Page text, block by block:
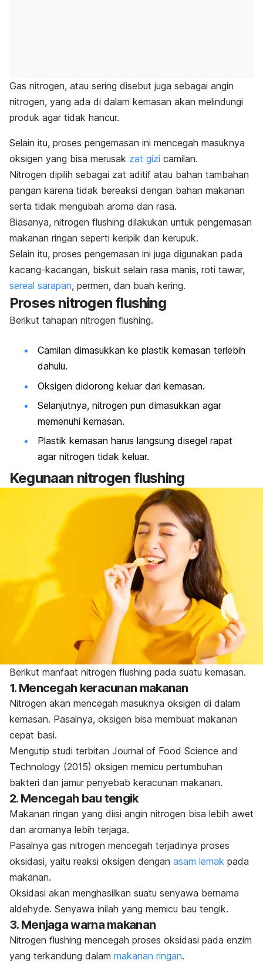
Gas nitrogen, atau sering disebut juga sebagai angin
nitrogen, yang ada di dalam kemasan akan melindungi
produk agar tidak hancur.
Selain itu, proses pengemasan ini mencegah masuknya
oksigen yang bisa merusak zat gizi camilan.
Nitrogen dipilih sebagai zat aditif atau bahan tambahan
pangan karena tidak bereaksi dengan bahan makanan
serta tidak mengubah aroma dan rasa.
Biasanya, nitrogen flushing dilakukan untuk pengemasan
makanan ringan seperti keripik dan kerupuk.
Selain itu, proses pengemasan ini juga digunakan pada
kacang-kacangan, biskuit selain rasa manis, roti tawar,
sereal sarapan, permen, dan buah kering.
Proses nitrogen flushing
Berikut tahapan nitrogen flushing.
Camilan dimasukkan ke plastik kemasan terlebih
dahulu.
Oksigen didorong keluar dari kemasan.
Selanjutnya, nitrogen pun dimasukkan agar
memenuhi kemasan.
Plastik kemasan harus langsung disegel rapat
agar nitrogen tidak keluar.
Kegunaan nitrogen flushing
Berikut manfaat nitrogen flushing pada suatu kemasan.
1. Mencegah keracunan makanan
Nitrogen akan mencegah masuknya oksigen di dalam
kemasan. Pasalnya, oksigen bisa membuat makanan
cepat basi.
Mengutip studi terbitan Journal of Food Science and
Technology (2015) oksigen memicu pertumbuhan
bakteri dan jamur penyebab keracunan makanan.
2. Mencegah bau tengik
Makanan ringan yang diisi angin nitrogen bisa lebih awet
dan aromanya lebih terjaga.
Pasalnya gas nitrogen mencegah terjadinya proses
oksidasi, yaitu reaksi oksigen dengan asam lemak pada
makanan.
Oksidasi akan menghasilkan suatu senyawa bernama
aldehyde. Senyawa inilah yang memicu bau tengik.
3. Menjaga warna makanan
Nitrogen flushing mencegah proses oksidasi pada enzim
yang terkandung dalam makanan ringan.